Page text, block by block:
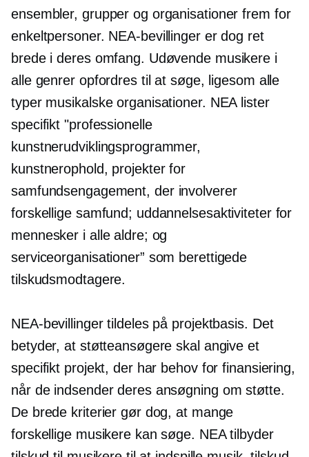
ensembler, grupper og organisationer frem for
enkeltpersoner. NEA-bevillinger er dog ret
brede i deres omfang. Udøvende musikere i
alle genrer opfordres til at søge, ligesom alle
typer musikalske organisationer. NEA lister
specifikt "professionelle
kunstnerudviklingsprogrammer,
kunstnerophold, projekter for
samfundsengagement, der involverer
forskellige samfund; uddannelsesaktiviteter for
mennesker i alle aldre; og
serviceorganisationer” som berettigede
tilskudsmodtagere.
NEA-bevillinger tildeles på projektbasis. Det
betyder, at støtteansøgere skal angive et
specifikt projekt, der har behov for finansiering,
når de indsender deres ansøgning om støtte.
De brede kriterier gør dog, at mange
forskellige musikere kan søge. NEA tilbyder